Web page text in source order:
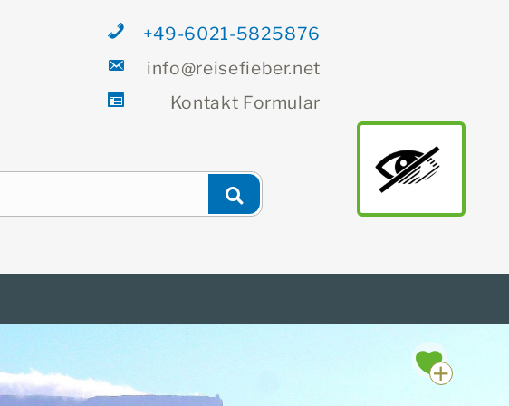
main
+49-6021-5825876
info@reisefieber.net
Kontakt Formular
Suchen